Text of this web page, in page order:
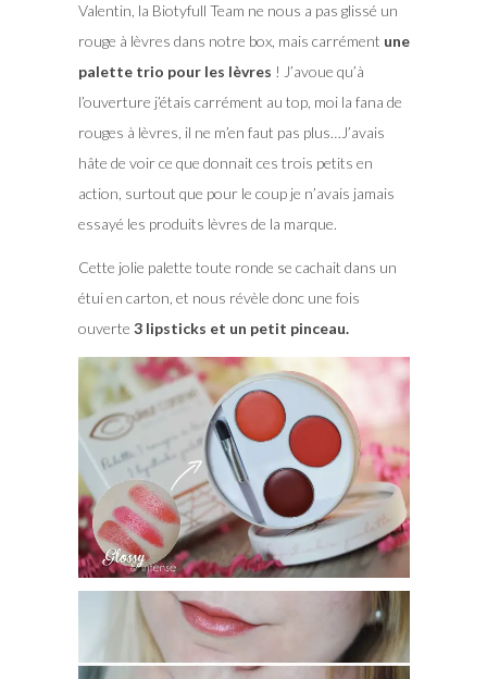
Valentin, la Biotyfull Team ne nous a pas glissé un
rouge à lèvres dans notre box, mais carrément une
palette trio pour les lèvres ! J’avoue qu’à
l’ouverture j’étais carrément au top, moi la fana de
rouges à lèvres, il ne m’en faut pas plus…J’avais
hâte de voir ce que donnait ces trois petits en
action, surtout que pour le coup je n’avais jamais
essayé les produits lèvres de la marque.
Cette jolie palette toute ronde se cachait dans un
étui en carton, et nous révèle donc une fois
ouverte 3 lipsticks et un petit pinceau.